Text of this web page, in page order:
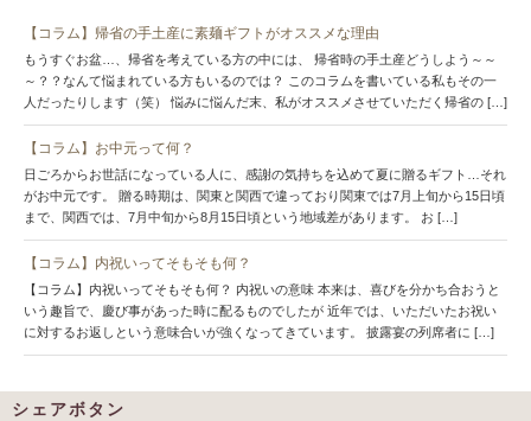
【コラム】帰省の手土産に素麺ギフトがオススメな理由
もうすぐお盆…、帰省を考えている方の中には、 帰省時の手土産どうしよう～～
～？？なんて悩まれている方もいるのでは？ このコラムを書いている私もその一
人だったりします（笑） 悩みに悩んだ末、私がオススメさせていただく帰省の […]
【コラム】お中元って何？
日ごろからお世話になっている人に、感謝の気持ちを込めて夏に贈るギフト…それ
がお中元です。 贈る時期は、関東と関西で違っており関東では7月上旬から15日頃
まで、関西では、7月中旬から8月15日頃という地域差があります。 お […]
【コラム】内祝いってそもそも何？
【コラム】内祝いってそもそも何？ 内祝いの意味 本来は、喜びを分かち合おうと
いう趣旨で、慶び事があった時に配るものでしたが 近年では、いただいたお祝い
に対するお返しという意味合いが強くなってきています。 披露宴の列席者に […]
シェアボタン